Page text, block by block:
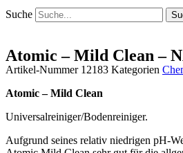
Suche
Atomic – Mild Clean –
Artikel-Nummer 12183 Kategorien
Atomic – Mild Clean
Universalreiniger/Bodenreiniger.
Aufgrund seines relativ niedrigen pH-